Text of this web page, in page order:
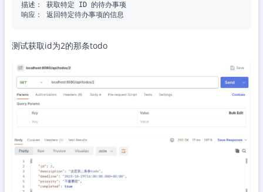
描述： 获取特定 ID 的待办事项
测试获取id为2的那条todo